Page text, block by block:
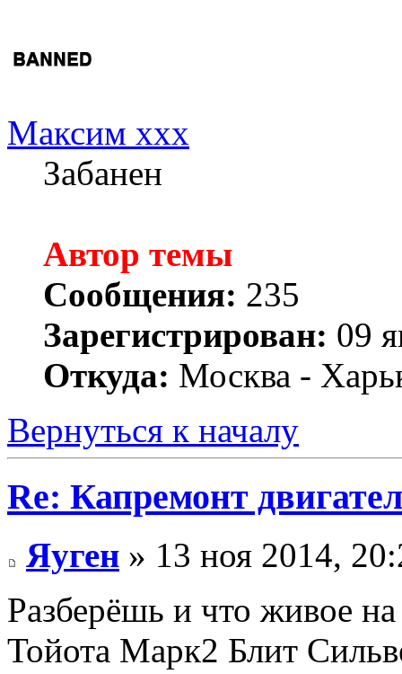
Максим xxx
Забанен
Автор темы
Сообщения: 235
Зарегистрирован: 09
Откуда: Москва -
Вернуться к началу
Re: Капремонт
Яуген » 13 ноя 2014,
Разберёшь и что живое
Тойота Марк2 Блит